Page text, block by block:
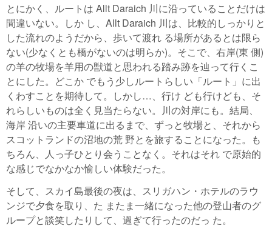
とにかく、ルートは Allt Daraich 川に沿っていることだけは
間違いない。しか し、Allt Daraich 川は、比較的しっかりと
した流れのようだから、歩いて渡れ る場所があるとは限ら
ない(少なくとも橋がないのは明らか)。そこで、右岸(東 側)
の羊の牧場を羊用の獣道と思われる踏み跡を辿って行くこ
とにした。どこか でもう少しルートらしい「ルート」に出
くわすことを期待して。しかし…、行け ども行けども、そ
れらしいものは全く見当たらない。川の対岸にも。結局、
海岸 沿いの主要車道に出るまで、ずっと牧場と、それから
スコットランドの沼地の荒 野とを旅することになった。も
ちろん、人っ子ひとり会うことなく。それはそれ で原始的
な感じでなかなか愉しい体験だった。
そして、スカイ島最後の夜は、スリガハン・ホテルのラウ
ンジで夕食を取り、た またま一緒になった他の登山者のグ
ループと談笑したりして、過ぎて行ったのだっ た。